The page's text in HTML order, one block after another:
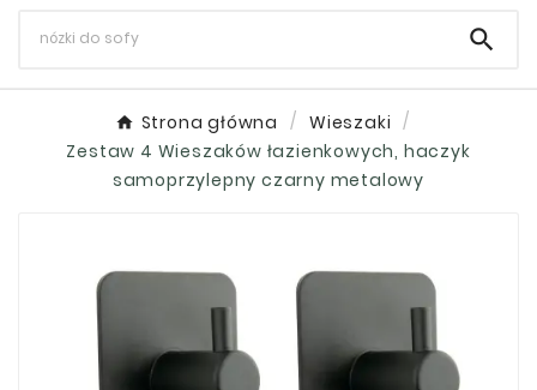

Strona główna
Wieszaki
Zestaw 4 Wieszaków łazienkowych, haczyk
samoprzylepny czarny metalowy